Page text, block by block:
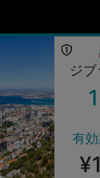
ジ
有